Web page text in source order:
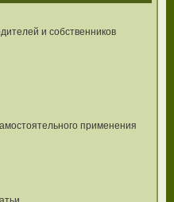
и собственников
применения